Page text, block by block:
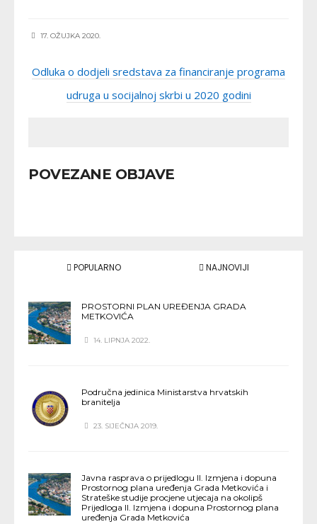
17. OŽUJKA 2020.
Odluka o dodjeli sredstava za financiranje programa
udruga u socijalnoj skrbi u 2020 godini
POVEZANE OBJAVE
POPULARNO NAJNOVIJI
PROSTORNI PLAN UREĐENJA GRADA
METKOVIĆA
14. LIPNJA 2022.
Područna jedinica Ministarstva hrvatskih
branitelja
23. SIJEČNJA 2019.
Javna rasprava o prijedlogu II. Izmjena i dopuna
Prostornog plana uređenja Grada Metkovića i
Strateške studije procjene utjecaja na okolipš
Prijedloga II. Izmjena i dopuna Prostornog plana
uređenja Grada Metkovića